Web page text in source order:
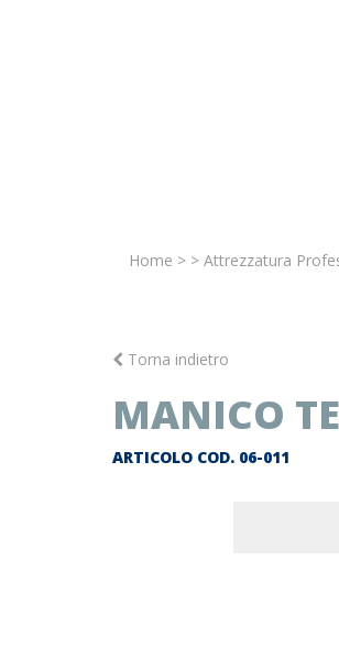
Home > > Attrezzatura
Torna indietro
MANICO
ARTICOLO COD. 06-011